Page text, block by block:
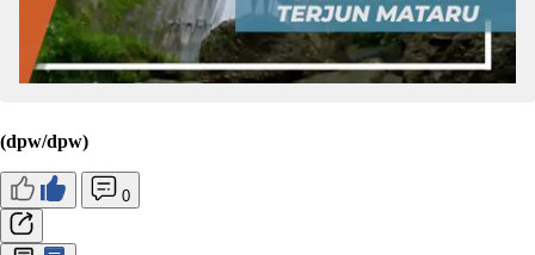
(dpw/dpw)
0